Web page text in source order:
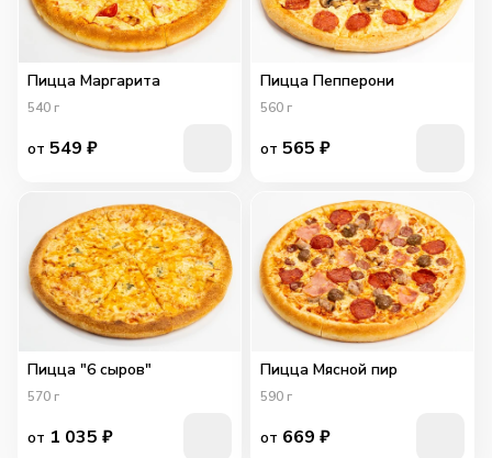
Пицца Маргарита
540 г
от 549 ₽
Пицца Пепперони
560 г
от 565 ₽
Пицца "6 сыров"
570 г
от 1 035 ₽
Пицца Мясной пир
590 г
от 669 ₽